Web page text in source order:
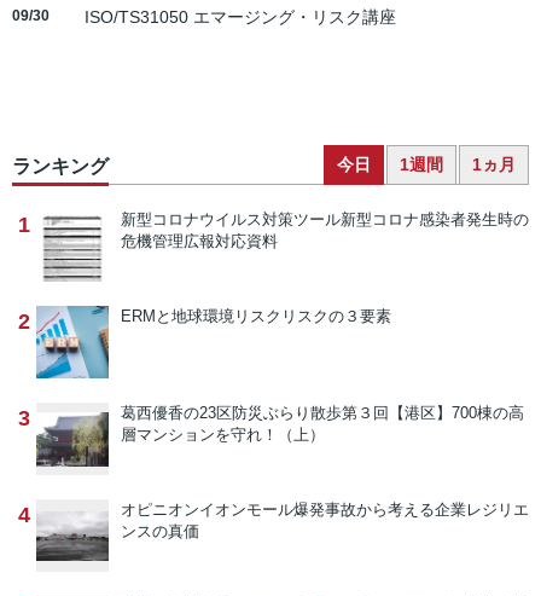
09/30 ISO/TS31050 エマージング・リスク講座
ランキング 今日 1週間 1ヵ月
1 新型コロナウイルス対策ツール新型コロナ感染者発生時の
危機管理広報対応資料
2 ERMと地球環境リスク リスクの３要素
3 葛西優香の23区防災ぶらり散歩第３回【港区】700棟の高
層マンションを守れ！（上）
4 オピニオンイオンモール爆発事故から考える企業レジリエ
ンスの真価